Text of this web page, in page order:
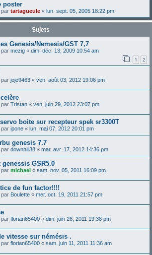
poster
par tartagueule « lun. sept. 05, 2005 18:22 pm
Sujets
Genesis/Nemesis/GST 7,7
par mezig « dim. déc. 13, 2009 10:54 am
1 2
par jojo9463 « ven. août 03, 2012 19:06 pm
par Tristan « ven. juin 29, 2012 23:07 pm
boite sur recepteur spek sr3300T
par ipone « lun. mai 07, 2012 20:01 pm
genesis 7.7
par downhill38 « mar. avr. 17, 2012 14:36 pm
GSR5.0
par michael « sam. nov. 05, 2011 16:09 pm
de fun factor!!!!
par Boulette « mer. oct. 19, 2011 21:57 pm
par florian65400 « dim. juin 26, 2011 19:38 pm
vitesse sur némésis .
par florian65400 « sam. juin 11, 2011 11:36 am